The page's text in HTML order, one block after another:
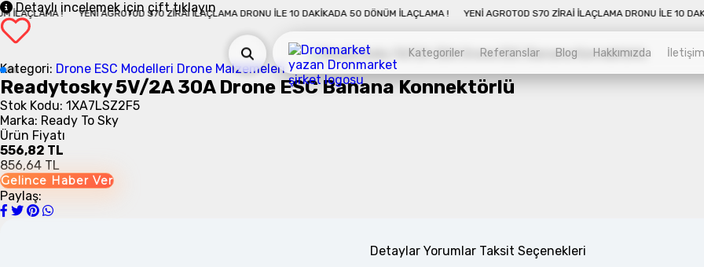
! YENI AGROTOD S70 ZIRAI İLAÇLAMA DRONU İLE 10 DAKIKADA 50 DÖNÜM İLAÇLAMA ! YENI AGROTOD S70 ZIRAI İLAÇLAMA DRONU İLE 10 DAKIKADA
Kategoriler Referanslar Blog Hakkımızda İletişim
Detaylı incelemek için çift tıklayın
Kategori: Drone ESC Modelleri Drone Malzemeleri
Readytosky 5V/2A 30A Drone ESC Banana Konnektörlü
Stok Kodu: 1XA7LSZ2F5
Marka: Ready To Sky
Ürün Fiyatı
556,82 TL
856,64 TL
Gelince Haber Ver
Paylaş:
Detaylar Yorumlar Taksit Seçenekleri